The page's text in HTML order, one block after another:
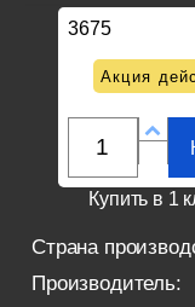
3675
Акция
Купить в 1
Страна
Производитель: